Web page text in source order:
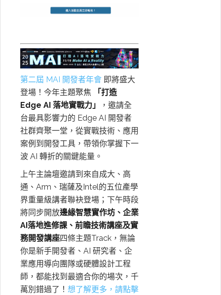
第二屆 MAI 開發者年會 即將盛大
登場！今年主題聚焦
「打造
Edge AI 落地實戰力」
，邀請全
台最具影響力的 Edge AI 開發者
社群齊聚一堂，從實戰技術、應用
案例到開發工具，帶領你掌握下一
波 AI 轉折的關鍵能量。
上午主論壇邀請到來自成大、高
通、Arm、瑞薩及Intel的五位產學
界重量級講者聯袂登場；下午時段
將同步開放邊緣智慧實作坊、企業
AI落地進修課、前瞻技術講座及實
務開發講座四條主題Track，無論
你是新手開發者、AI 研究者、企
業應用導向團隊或硬體設計工程
師，都能找到最適合你的場次，千
萬別錯過了！ 想了解更多，請點擊